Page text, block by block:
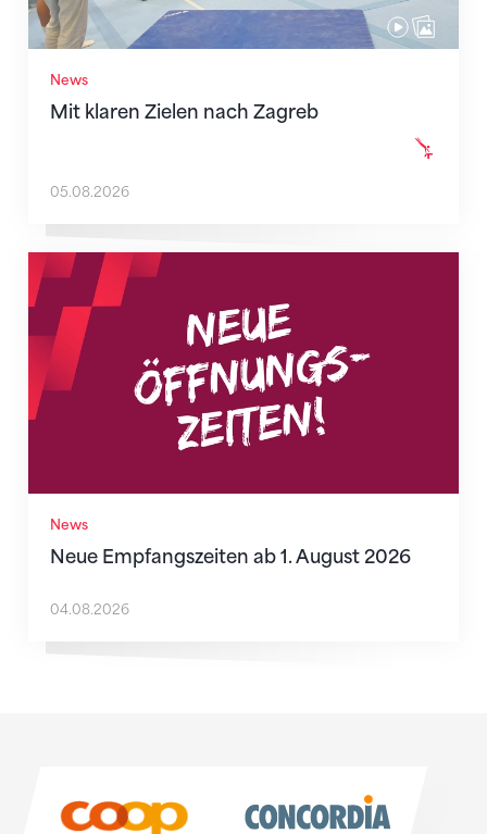
News
Mit klaren Zielen nach Zagreb
05.08.2026
News
Neue Empfangszeiten ab 1. August 2026
Neue Empfangszeiten ab 1. August 2026
04.08.2026